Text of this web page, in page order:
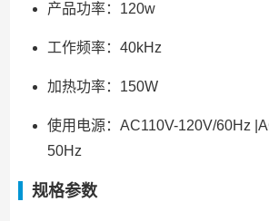
产品功率：120w
工作频率：40kHz
加热功率：150W
使用电源：AC110V-120V/60Hz
50Hz
规格参数